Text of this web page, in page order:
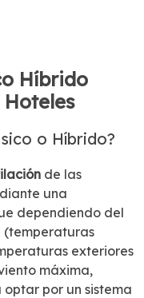
Híbrido
o Híbrido?
de las
una
dependiendo del
(temperaturas
exteriores
máxima,
por un sistema